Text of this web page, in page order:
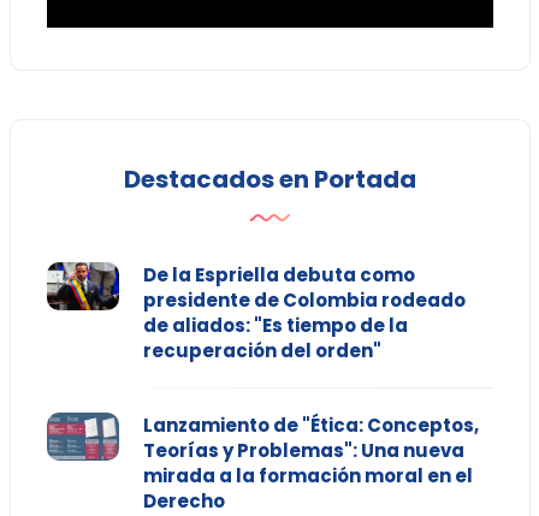
Destacados en Portada
De la Espriella debuta como
presidente de Colombia rodeado
de aliados: "Es tiempo de la
recuperación del orden"
Lanzamiento de "Ética: Conceptos,
Teorías y Problemas": Una nueva
mirada a la formación moral en el
Derecho